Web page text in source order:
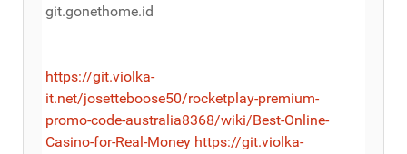
git.gonethome.id
https://git.violka-
it.net/josetteboose50/rocketplay-premium-
promo-code-australia8368/wiki/Best-Online-
Casino-for-Real-Money https://git.violka-